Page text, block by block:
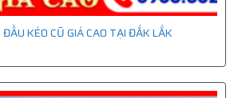
KÉO CŨ GIÁ CAO TẠI ĐẮK LẮK